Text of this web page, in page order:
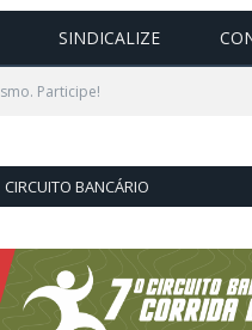
SINDICALIZE
Participe!
CIRCUITO BANCÁRIO